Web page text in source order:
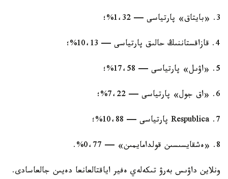
3. «بايتاق» پارتياسى — 1،32%؛
4. قازاقستاننىڭ حالىق پارتياسى — 10،13%؛
5. «اۋىل» پارتياسى — 17،58%؛
6. «اق جول» پارتياسى — 7،22%؛
7. Respublica پارتياسى — 10،88%؛
8. «ەشقايسىسىن قولدامايمىن» — 0،77%.
ونلاين داۋىس بەرۋ تىكەلەي ەفير اياقتالعانعا دەيىن جالعاسادى.